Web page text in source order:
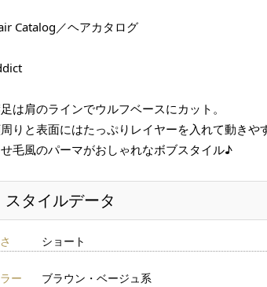
Catalog／ヘアカタログ
は肩のラインでウルフベースにカット。
りと表面にはたっぷりレイヤーを入れて動きや
せ毛風のパーマがおしゃれなボブスタイル♪
スタイルデータ
ショート
ー ブラウン・ベージュ系